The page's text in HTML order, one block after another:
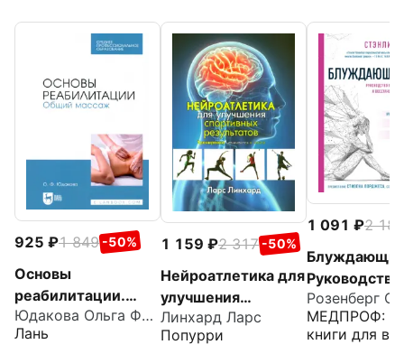
925 1 849 -50%
Основы
реабилитации.
Общий массаж.
Учебное пособие
Юдакова Ольга Федоровна
Лань
1 159 2 317 -50%
Нейроатлетика для
улучшения
спортивных
результатов.
Линхард Ларс
Попурри
1 091
2 182
избавлению
тревоги и
Розенберг
МЕДПРОФ:
книги для